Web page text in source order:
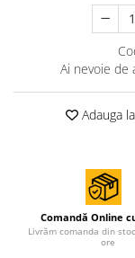
Ai nevoie de
Adauga
Comandă Online
Livrăm comanda din
ore